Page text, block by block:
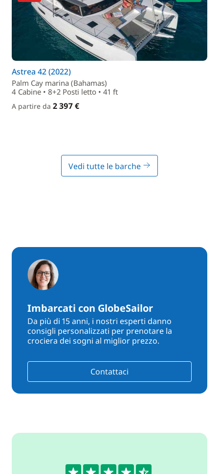
Astrea 42 (2022)
Palm Cay marina (Bahamas)
4 Cabine • 8+2 Posti letto • 41 ft
A partire da 2 397 €
Vedi tutte le barche
Imbarcati con GlobeSailor
Da più di 15 anni, i nostri esperti danno
consigli personalizzati per prenotare la
crociera dei sogni al miglior prezzo.
Contattaci
4.5